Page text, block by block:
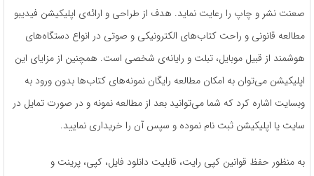
صعنت نشر و چاپ را رعایت نماید. هدف از طراحی و ارائه‌ی اپلیکیشن فیدیبو
مطالعه قانونی و راحت کتاب‌های الکترونیکی و صوتی در انواع دستگاه‌های
هوشمند از قبیل موبایل، تبلت و رایانه‌ی شخصی است. همچنین از مزایای این
اپلیکیشن می‌توان به امکان مطالعه رایگان نمونه‌های کتاب‌ها بدون ورود به
وبسایت اشاره کرد که شما می‌توانید بعد از مطالعه نمونه و در صورت تمایل در
سایت یا اپلیکیشن ثبت نام نموده و سپس آن را خریداری نمایید.
به منظور حفظ قوانین کپی رایت، قابلیت دانلود فایل، کپی، پرینت و